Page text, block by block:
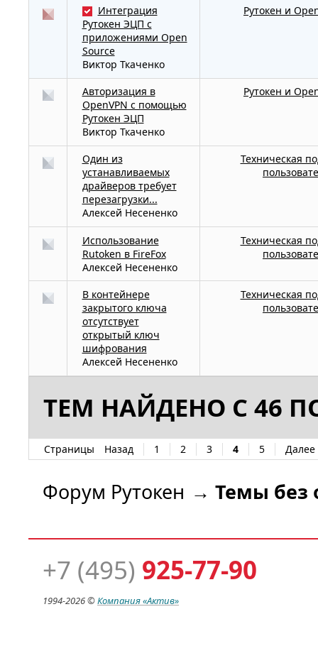
: Интеграция
Рутокен ЭЦП с
приложениями Open
Source
Виктор Ткаченко
Рутокен и
Авторизация в
OpenVPN с помощью
Рутокен ЭЦП
Виктор Ткаченко
Рутокен и
Один из
устанавливаемых
драйверов требует
перезагрузки...
Алексей Несененко
Техническая
Использование
Rutoken в FireFox
Алексей Несененко
Техническая
В контейнере
закрытого ключа
отсутствует
открытый ключ
шифрования
Алексей Несененко
Техническая
ТЕМ НАЙДЕНО С 46
Страницы Назад 1 2 3 4 5 Далее
Форум Рутокен → Темы без
+7 (495) 925-77-90
1994-2026 ©Компания«Актив»